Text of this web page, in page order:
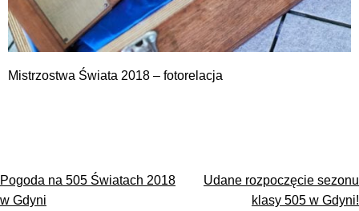
Mistrzostwa Świata 2018 – fotorelacja
Nawigacja
wpisu
Pogoda na 505 Światach 2018
w Gdyni
Udane rozpoczęcie sezonu
klasy 505 w Gdyni!